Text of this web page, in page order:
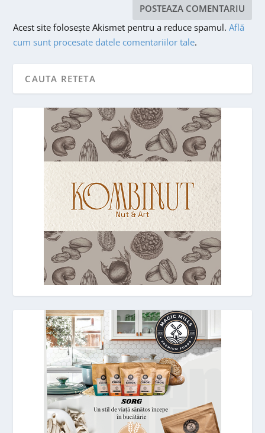
Acest site folosește Akismet pentru a reduce spamul.Află
cum sunt procesate datele comentariilor tale.